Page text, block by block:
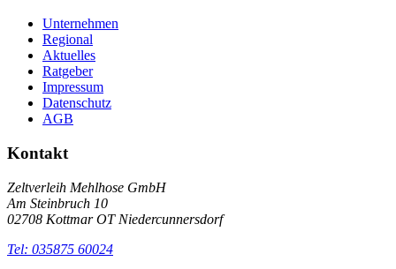
Unternehmen
Regional
Aktuelles
Ratgeber
Impressum
Datenschutz
AGB
Kontakt
Zeltverleih Mehlhose GmbH
Am Steinbruch 10
02708 Kottmar OT Niedercunnersdorf
Tel: 035875 60024